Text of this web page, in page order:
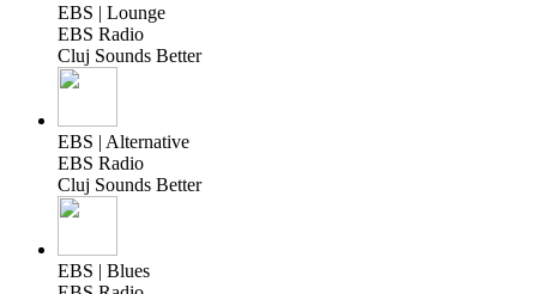
EBS | Lounge
EBS Radio
Cluj Sounds Better
EBS | Alternative
EBS Radio
Cluj Sounds Better
EBS | Blues